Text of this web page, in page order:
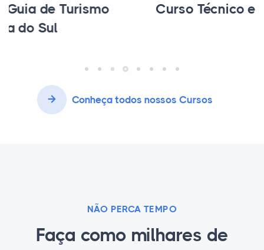
Curso Técnico em Agrimensura
Conheça todos nossos Cursos
NÃO PERCA TEMPO
Faça como milhares de